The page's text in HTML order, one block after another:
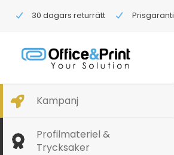
30 dagars returrätt Prisgaranti
Kampanj
Profilmateriel &
Trycksaker